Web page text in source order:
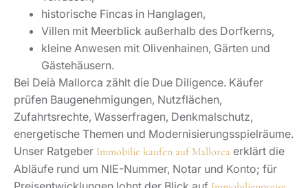
Abläufe rund um NIE-Nummer, Notar und Konto; für
Preisentwicklungen lohnt der Blick aufImmobilienpreise
auf Mallorca 2026.
Wenn Sie eine Immobilie in Deià Mallorca suchen, lohnt
eine vertrauliche Anfrage mit klaren Parametern:
gewünschte Blickrichtung, Nutzung als Erst- oder
Zweitwohnsitz, Renovierungsbereitschaft,
Privatsphäre, Zufahrt und Budget. Das Team von